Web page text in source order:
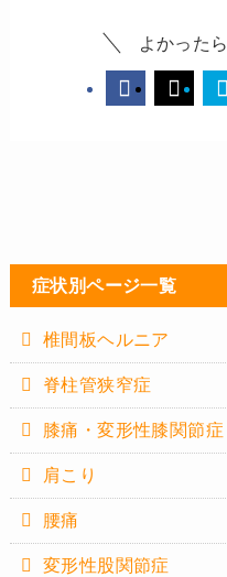
よかった
症状別ページ一覧
椎間板ヘルニア
脊柱管狭窄症
膝痛・変形性膝関節症
肩こり
腰痛
変形性股関節症